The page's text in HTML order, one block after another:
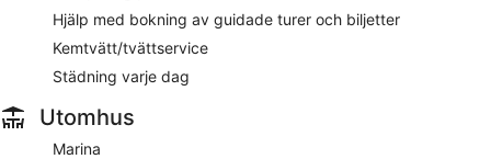
Hjälp med bokning av guidade turer och biljetter
Kemtvätt/tvättservice
Städning varje dag
Utomhus
Marina